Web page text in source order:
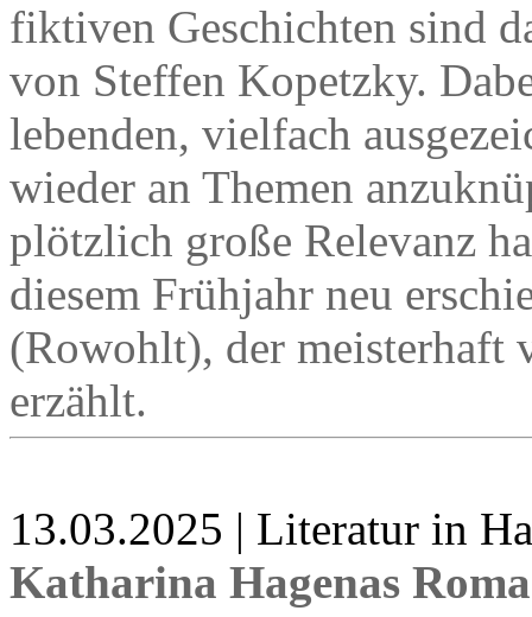
fiktiven Geschichten sind
von Steffen Kopetzky.
lebenden, vielfach
wieder an Themen
plötzlich große Relevanz
diesem Frühjahr neu
(Rowohlt), der meisterhaft
erzählt.
13.03.2025 | Literatur in
Katharina Hagenas